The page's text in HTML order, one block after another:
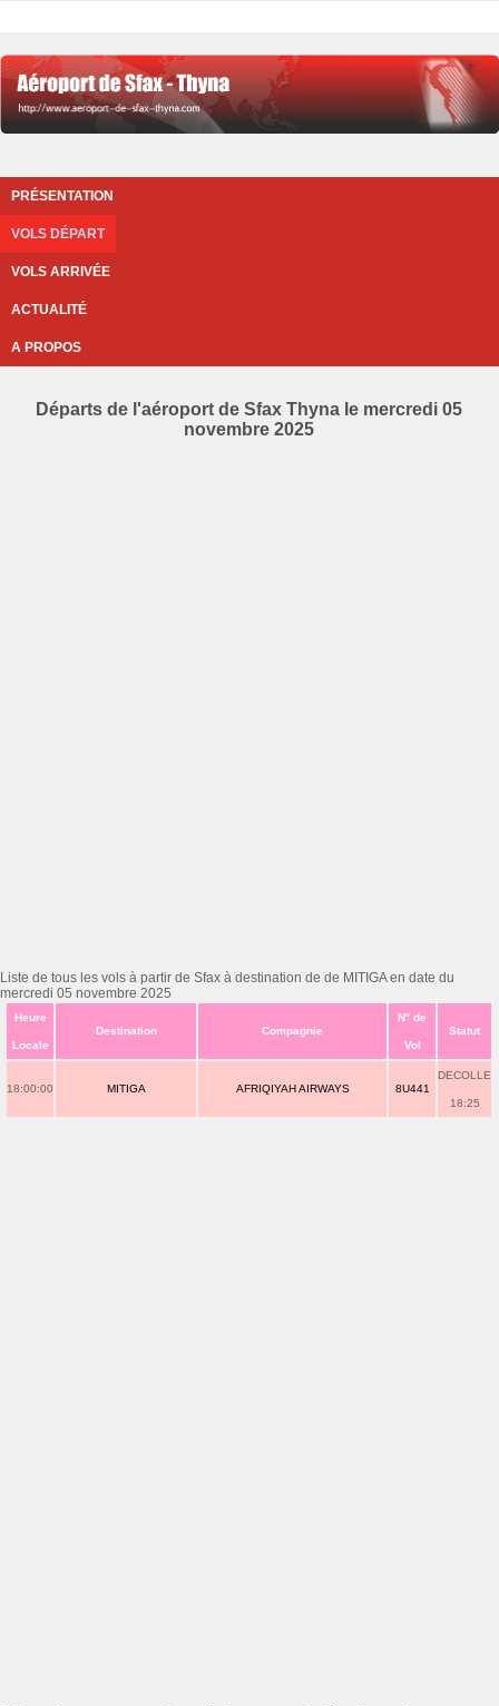
PRÉSENTATION
VOLS DÉPART
VOLS ARRIVÉE
ACTUALITÉ
A PROPOS
Départs de l'aéroport de Sfax Thyna le mercredi 05
novembre 2025
Liste de tous les vols à partir de Sfax à destination de de MITIGA en date du
mercredi 05 novembre 2025
Heure
Locale
Destination Compagnie
N° de
Vol
Statut
18:00:00 MITIGA AFRIQIYAH AIRWAYS 8U441
DECOLLE
18:25